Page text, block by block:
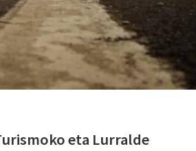
eta Lurralde